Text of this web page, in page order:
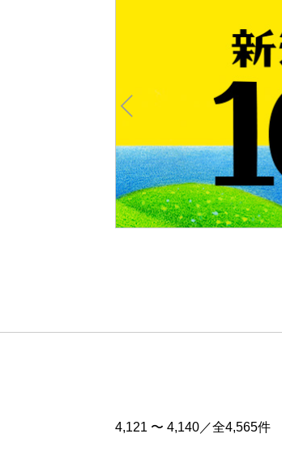
v
4,121 〜 4,140／全4,565件